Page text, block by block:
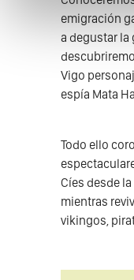
emigración
a degustar la
Vigo
espía Mata
Todo ello
Cíes desde
mientras
vikingos,